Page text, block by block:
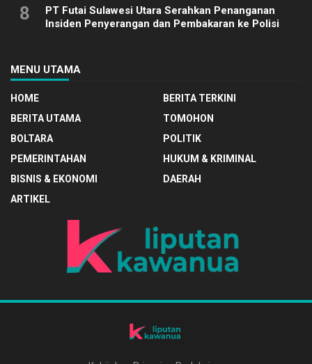
8
PT Futai Sulawesi Utara Serahkan Penanganan
Insiden Penyerangan dan Pembakaran ke Polisi
MENU UTAMA
HOME
BERITA TERKINI
BERITA UTAMA
TOMOHON
BOLTARA
POLITIK
PEMERINTAHAN
HUKUM & KRIMINAL
BISNIS & EKONOMI
DAERAH
ARTIKEL